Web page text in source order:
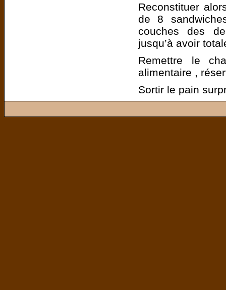
Reconstituer
de 8
couches des
jusqu’à avoir
Remettre le
alimentaire ,
Sortir le pain